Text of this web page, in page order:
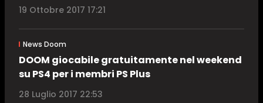
19 Ottobre 2017 17:21
News Doom
DOOM giocabile gratuitamente nel weekend
su PS4 per i membri PS Plus
28 Luglio 2017 22:53